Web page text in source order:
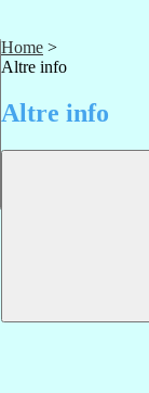
Home >
Altre info
Altre info